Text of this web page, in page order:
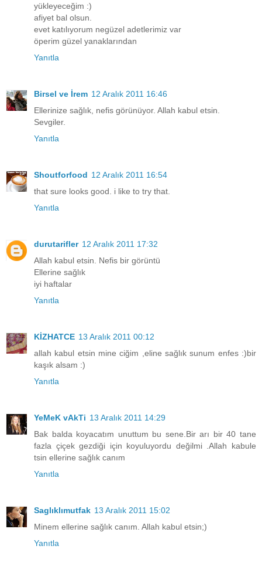
yükleyeceğim :)
afiyet bal olsun.
evet katılıyorum negüzel adetlerimiz var
öperim güzel yanaklarından
Yanıtla
Birsel ve İrem 12 Aralık 2011 16:46
Ellerinize sağlık, nefis görünüyor. Allah kabul etsin.
Sevgiler.
Yanıtla
Shoutforfood 12 Aralık 2011 16:54
that sure looks good. i like to try that.
Yanıtla
durutarifler 12 Aralık 2011 17:32
Allah kabul etsin. Nefis bir görüntü
Ellerine sağlık
iyi haftalar
Yanıtla
KİZHATCE 13 Aralık 2011 00:12
allah kabul etsin mine ciğim ,eline sağlık sunum enfes :)bir
kaşık alsam :)
Yanıtla
YeMeK vAkTi 13 Aralık 2011 14:29
Bak balda koyacatım unuttum bu sene.Bir arı bir 40 tane
fazla çiçek gezdiği için koyuluyordu değilmi .Allah kabule
tsin ellerine sağlık canım
Yanıtla
Saglıklımutfak 13 Aralık 2011 15:02
Minem ellerine sağlık canım. Allah kabul etsin;)
Yanıtla